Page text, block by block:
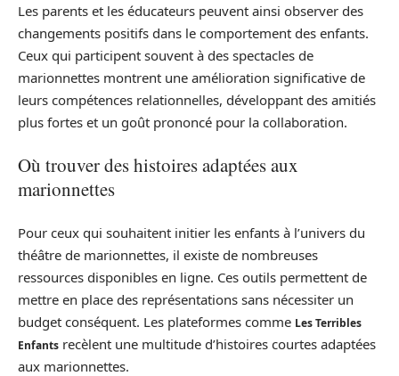
Les parents et les éducateurs peuvent ainsi observer des
changements positifs dans le comportement des enfants.
Ceux qui participent souvent à des spectacles de
marionnettes montrent une amélioration significative de
leurs compétences relationnelles, développant des amitiés
plus fortes et un goût prononcé pour la collaboration.
Où trouver des histoires adaptées aux
marionnettes
Pour ceux qui souhaitent initier les enfants à l’univers du
théâtre de marionnettes, il existe de nombreuses
ressources disponibles en ligne. Ces outils permettent de
mettre en place des représentations sans nécessiter un
budget conséquent. Les plateformes comme Les Terribles
Enfants recèlent une multitude d’histoires courtes adaptées
aux marionnettes.